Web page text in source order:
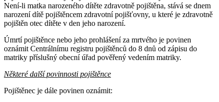
Není-li matka narozeného dítěte zdravotně pojištěna, stává se dnem
narození dítě pojištěncem zdravotní pojišťovny, u které je zdravotně
pojištěn otec dítěte v den jeho narození.
Úmrtí pojištěnce nebo jeho prohlášení za mrtvého je povinen
oznámit Centrálnímu registru pojištěnců do 8 dnů od zápisu do
matriky příslušný obecní úřad pověřený vedením matriky.
Některé další povinnosti pojištěnce
Pojištěnec je dále povinen oznámit: